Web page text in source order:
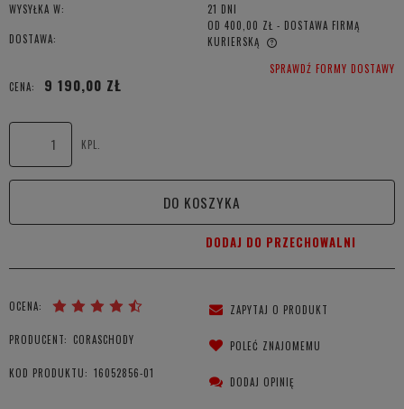
WYSYŁKA W: 21 DNI
DOSTAWA:
OD 400,00 ZŁ - DOSTAWA FIRMĄ
KURIERSKĄ
CENA NIE ZAWIERA EWENTUALNYCH KOSZTÓW PŁATNOŚCISPRAWDŹ FORMY DOSTAWY
CENA:
9 190,00 ZŁ
KPL.
DO KOSZYKA
DODAJ DO PRZECHOWALNI
OCENA:
PRODUCENT: CORASCHODY
KOD PRODUKTU: 16052856-01
ZAPYTAJ O PRODUKT
POLEĆ ZNAJOMEMU
DODAJ OPINIĘ